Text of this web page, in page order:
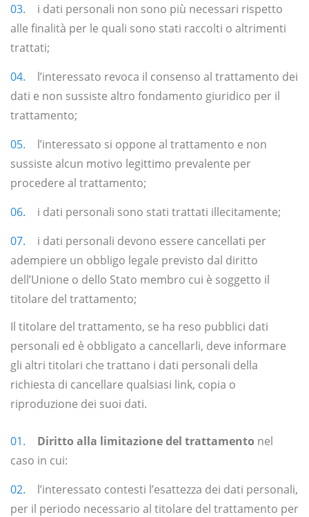
i dati personali non sono più necessari rispetto
alle finalità per le quali sono stati raccolti o altrimenti
trattati;
l’interessato revoca il consenso al trattamento dei
dati e non sussiste altro fondamento giuridico per il
trattamento;
l’interessato si oppone al trattamento e non
sussiste alcun motivo legittimo prevalente per
procedere al trattamento;
i dati personali sono stati trattati illecitamente;
i dati personali devono essere cancellati per
adempiere un obbligo legale previsto dal diritto
dell’Unione o dello Stato membro cui è soggetto il
titolare del trattamento;
Il titolare del trattamento, se ha reso pubblici dati
personali ed è obbligato a cancellarli, deve informare
gli altri titolari che trattano i dati personali della
richiesta di cancellare qualsiasi link, copia o
riproduzione dei suoi dati.
Diritto alla limitazione del trattamento nel
caso in cui:
l’interessato contesti l’esattezza dei dati personali,
per il periodo necessario al titolare del trattamento per